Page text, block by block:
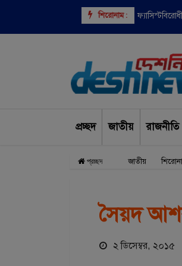
শিরোনাম :
প্রচ্ছদ জাতীয় রাজনীতি
প্রচ্ছদ জাতীয়
সৈয়দ
২ ডিসেম্বর, ২০১৫